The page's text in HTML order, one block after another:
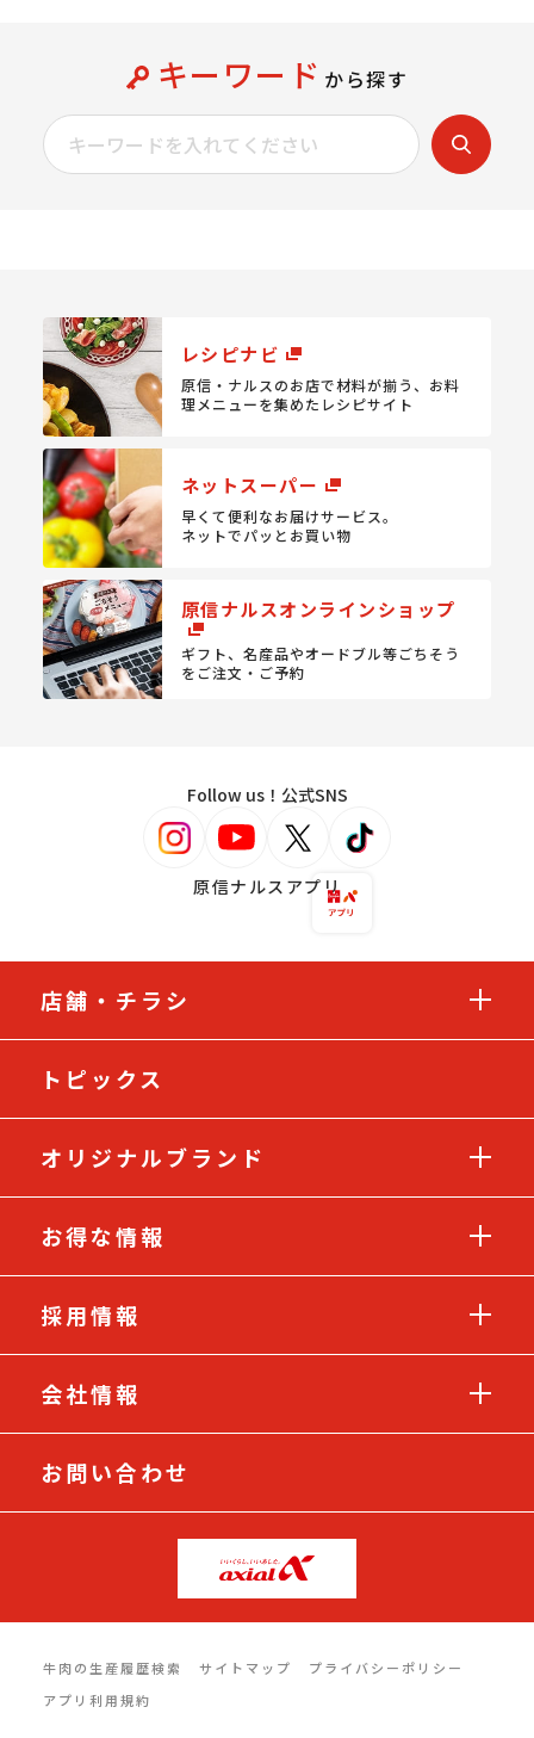
キーワード から探す
レシピナビ
原信・ナルスのお店で材料が揃う、 お料
理メニューを集めたレシピサイト
ネットスーパー
早くて便利なお届けサービス。
ネットでパッとお買い物
原信ナルスオンラインショップ
ギフト、名産品やオードブル等ごちそう
をご注文・ご予約
Follow us！公式SNS
原信ナルスアプリ
店舗・チラシ
トピックス
オリジナルブランド
お得な情報
採用情報
会社情報
お問い合わせ
牛肉の生産履歴検索 サイトマップ
プライバシーポリシー
アプリ利用規約